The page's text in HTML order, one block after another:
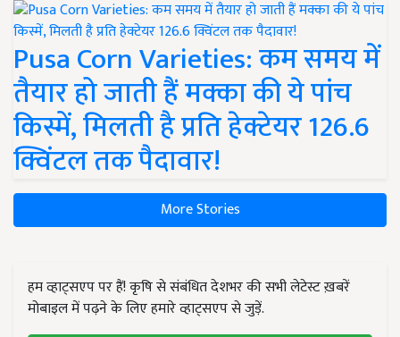
Pusa Corn Varieties: कम समय में
तैयार हो जाती हैं मक्का की ये पांच
किस्में, मिलती है प्रति हेक्टेयर 126.6
क्विंटल तक पैदावार!
More Stories
हम व्हाट्सएप पर हैं! कृषि से संबंधित देशभर की सभी लेटेस्ट ख़बरें
मोबाइल में पढ़ने के लिए हमारे व्हाट्सएप से जुड़ें.